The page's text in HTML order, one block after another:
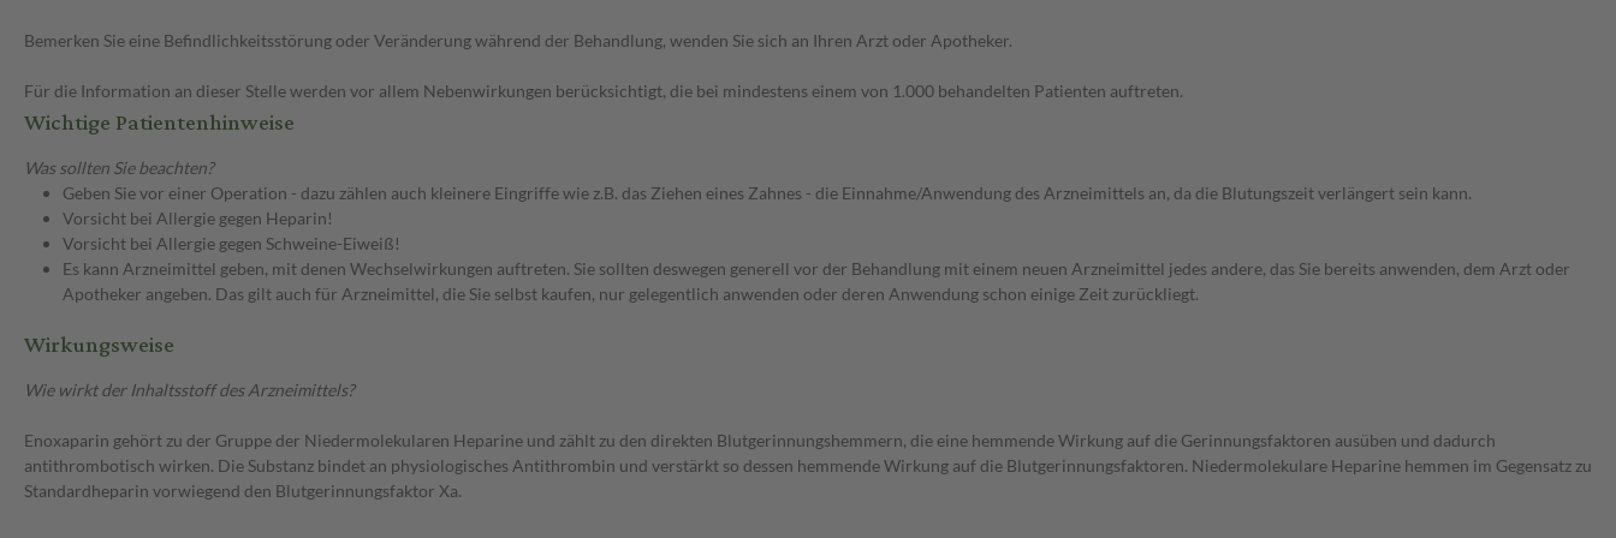
Bemerken Sie eine Befindlichkeitsstörung oder Veränderung während der Behandlung, wenden Sie sich an Ihren Arzt oder Apotheker.
Für die Information an dieser Stelle werden vor allem Nebenwirkungen berücksichtigt, die bei mindestens einem von 1.000 behandelten Patienten auftreten.
Wichtige Patientenhinweise
Was sollten Sie beachten?
Geben Sie vor einer Operation - dazu zählen auch kleinere Eingriffe wie z.B. das Ziehen eines Zahnes - die Einnahme/Anwendung des Arzneimittels an, da die Blutungszeit verlängert sein kann.
Vorsicht bei Allergie gegen Heparin!
Vorsicht bei Allergie gegen Schweine-Eiweiß!
Es kann Arzneimittel geben, mit denen Wechselwirkungen auftreten. Sie sollten deswegen generell vor der Behandlung mit einem neuen Arzneimittel jedes andere, das Sie bereits anwenden, dem Arzt oder
Apotheker angeben. Das gilt auch für Arzneimittel, die Sie selbst kaufen, nur gelegentlich anwenden oder deren Anwendung schon einige Zeit zurückliegt.
Wirkungsweise
Wie wirkt der Inhaltsstoff des Arzneimittels?
Enoxaparin gehört zu der Gruppe der Niedermolekularen Heparine und zählt zu den direkten Blutgerinnungshemmern, die eine hemmende Wirkung auf die Gerinnungsfaktoren ausüben und dadurch
antithrombotisch wirken. Die Substanz bindet an physiologisches Antithrombin und verstärkt so dessen hemmende Wirkung auf die Blutgerinnungsfaktoren. Niedermolekulare Heparine hemmen im Gegensatz zu
Standardheparin vorwiegend den Blutgerinnungsfaktor Xa.